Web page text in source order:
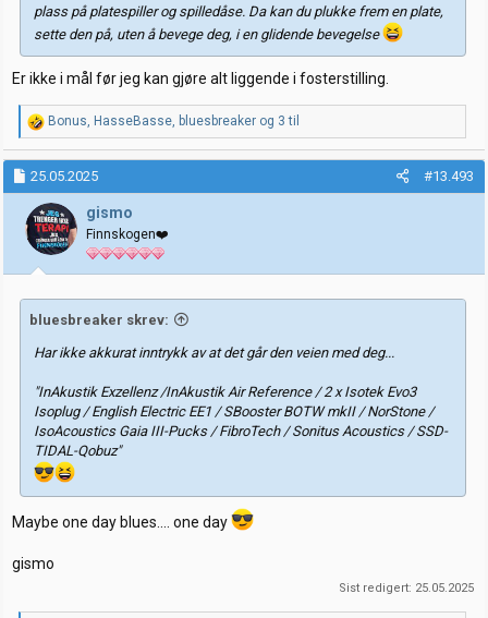
plass på platespiller og spilledåse. Da kan du plukke frem en plate,
sette den på, uten å bevege deg, i en glidende bevegelse
Er ikke i mål før jeg kan gjøre alt liggende i fosterstilling.
R
e
a
k
s
j
o
n
e
r
Bonus, HasseBasse, bluesbreaker og 3 til
25.05.2025 #13.493
gismo
Finnskogen❤️
bluesbreaker skrev:
Har ikke akkurat inntrykk av at det går den veien med deg...
"InAkustik Exzellenz /InAkustik Air Reference / 2 x Isotek Evo3
Isoplug / English Electric EE1 / SBooster BOTW mkII / NorStone /
IsoAcoustics Gaia III-Pucks / FibroTech / Sonitus Acoustics / SSD-
TIDAL-Qobuz"
Maybe one day blues.... one day
gismo
Sist redigert: 25.05.2025